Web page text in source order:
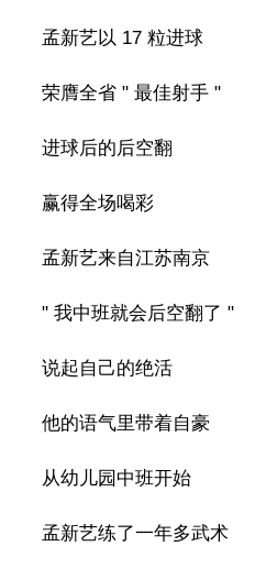
孟新艺以 17 粒进球
荣膺全省 " 最佳射手 "
进球后的后空翻
赢得全场喝彩
孟新艺来自江苏南京
" 我中班就会后空翻了 "
说起自己的绝活
他的语气里带着自豪
从幼儿园中班开始
孟新艺练了一年多武术